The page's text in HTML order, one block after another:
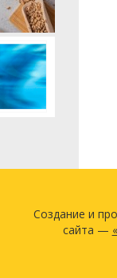
Создание и
сайта —